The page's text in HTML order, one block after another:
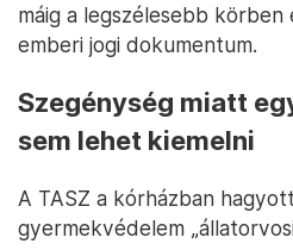
máig a legszélesebb
emberi jogi dokumentum.
Szegénység miatt
sem lehet kiemelni
A TASZ a kórházban
gyermekvédelem